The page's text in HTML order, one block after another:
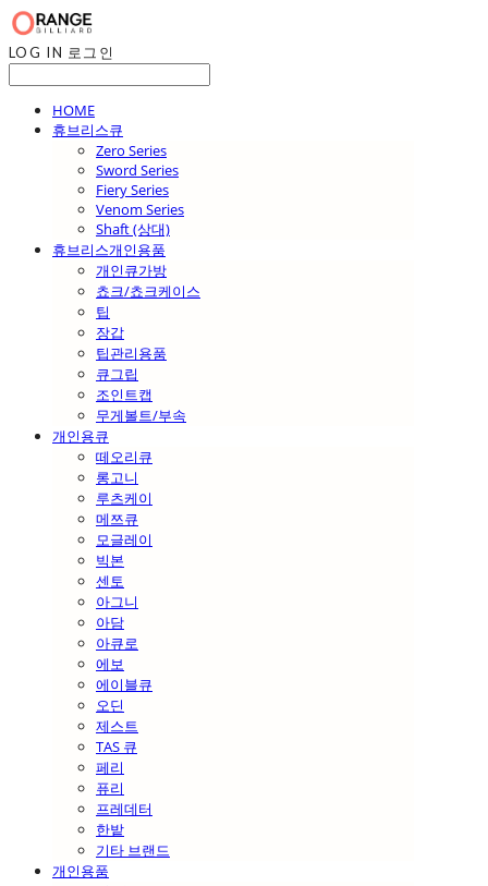
LOG IN 로그인
HOME
휴브리스큐
Zero Series
Sword Series
Fiery Series
Venom Series
Shaft (상대)
휴브리스개인용품
개인큐가방
쵸크/쵸크케이스
팁
장갑
팁관리용품
큐그립
조인트캡
무게볼트/부속
개인용큐
떼오리큐
롱고니
루츠케이
메쯔큐
모글레이
빅본
센토
아그니
아담
아큐로
에보
에이블큐
오딘
제스트
TAS 큐
페리
퓨리
프레데터
한밭
기타 브랜드
개인용품